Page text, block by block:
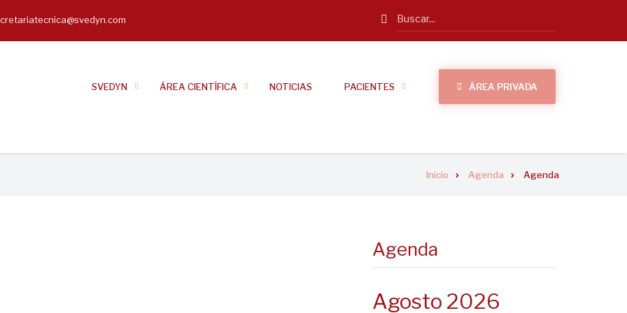
Search
SVEDYN ÁREA CIENTÍFICA NOTICIAS PACIENTES ÁREA PRIVADA
Inicio Agenda Agenda
Agenda
Agosto 2026